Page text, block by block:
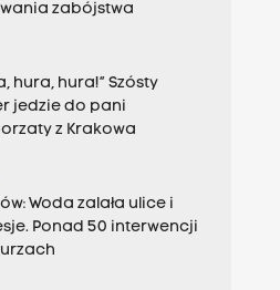
zabójstwa
hura, hura!” Szósty
jedzie do pani
z Krakowa
Woda zalała ulice i
Ponad 50 interwencji